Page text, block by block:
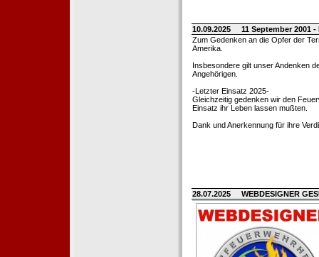
10.09.2025
11 September 2001
Zum Gedenken an die Opfer der
Amerika.
Insbesondere gilt unser Andenken
Angehörigen.
-Letzter Einsatz 2025-
Gleichzeitig gedenken wir den
Einsatz ihr Leben lassen mußten.
Dank und Anerkennung für ihre
28.07.2025 WEBDESIGNER